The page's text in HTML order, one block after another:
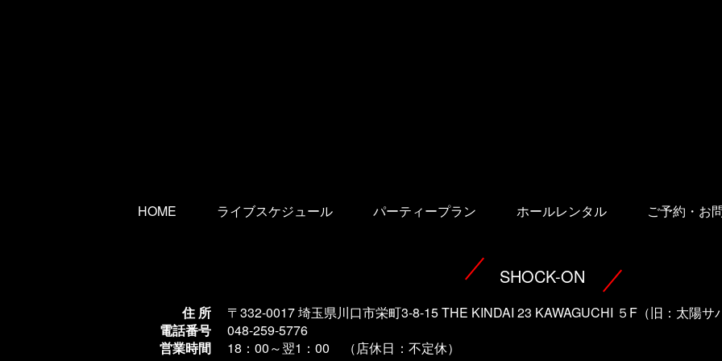
HOME ライブスケジュール パーティープラン ホールレンタル ご予約・お
SHOCK-ON
住 所
〒332-0017 埼玉県川口市栄町3-8-15 THE KINDAI 23 KAWAGUCHI ５F（旧：太陽
電話番号
048-259-5776
営業時間
18：00～翌1 ：00 （店休日：不定休）